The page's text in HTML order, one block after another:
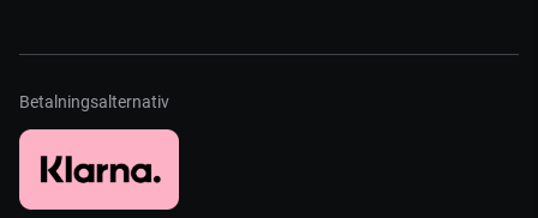
Betalningsalternativ